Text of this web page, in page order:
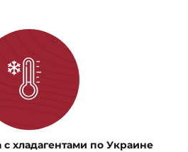
с хладагентами по Украине